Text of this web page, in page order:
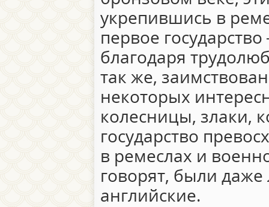
укрепившись в
первое
благодаря
так же,
некоторых
колесницы, злаки,
государство
в ремеслах и
говорят, были
английские.